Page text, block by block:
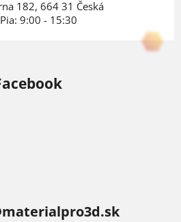
materialpro3d.sk
182, 664 31 Česká
9:00 - 15:30